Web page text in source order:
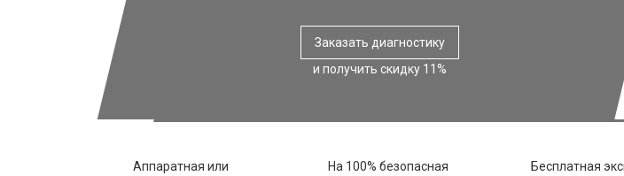
Заказать диагностику
и получить скидку 11%
Аппаратная или
На 100% безопасная
Бесплатная